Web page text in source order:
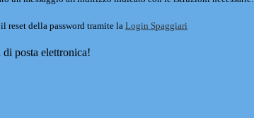
reset della password tramite la Login Spaggiari
posta elettronica!